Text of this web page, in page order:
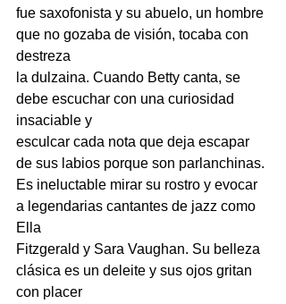
fue saxofonista y su abuelo, un hombre
que no gozaba de visión, tocaba con
destreza
la dulzaina. Cuando Betty canta, se
debe escuchar con una curiosidad
insaciable y
esculcar cada nota que deja escapar
de sus labios porque son parlanchinas.
Es ineluctable mirar su rostro y evocar
a legendarias cantantes de jazz como
Ella
Fitzgerald y Sara Vaughan. Su belleza
clásica es un deleite y sus ojos gritan
con placer